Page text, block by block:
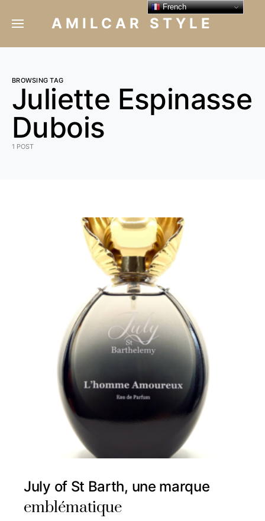
AMILCAR STYLE
BROWSING TAG
Juliette Espinasse
Dubois
1 POST
July of St Barth, une marque
emblématique
French